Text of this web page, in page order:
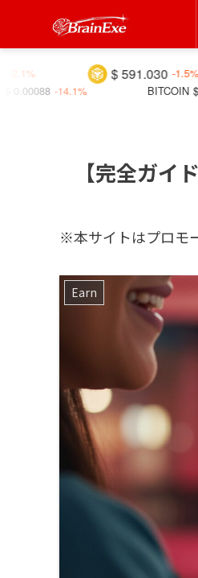
$ 591.030 -1.5%
BITCOIN +18.2%
【完全ガ
※本サイトはプロモ
Earn